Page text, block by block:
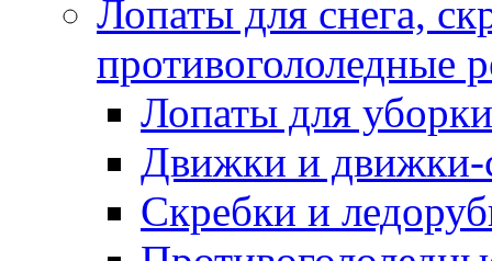
Лопаты для снега,
противогололедные
Лопаты для
Движки и движки-
Скребки и